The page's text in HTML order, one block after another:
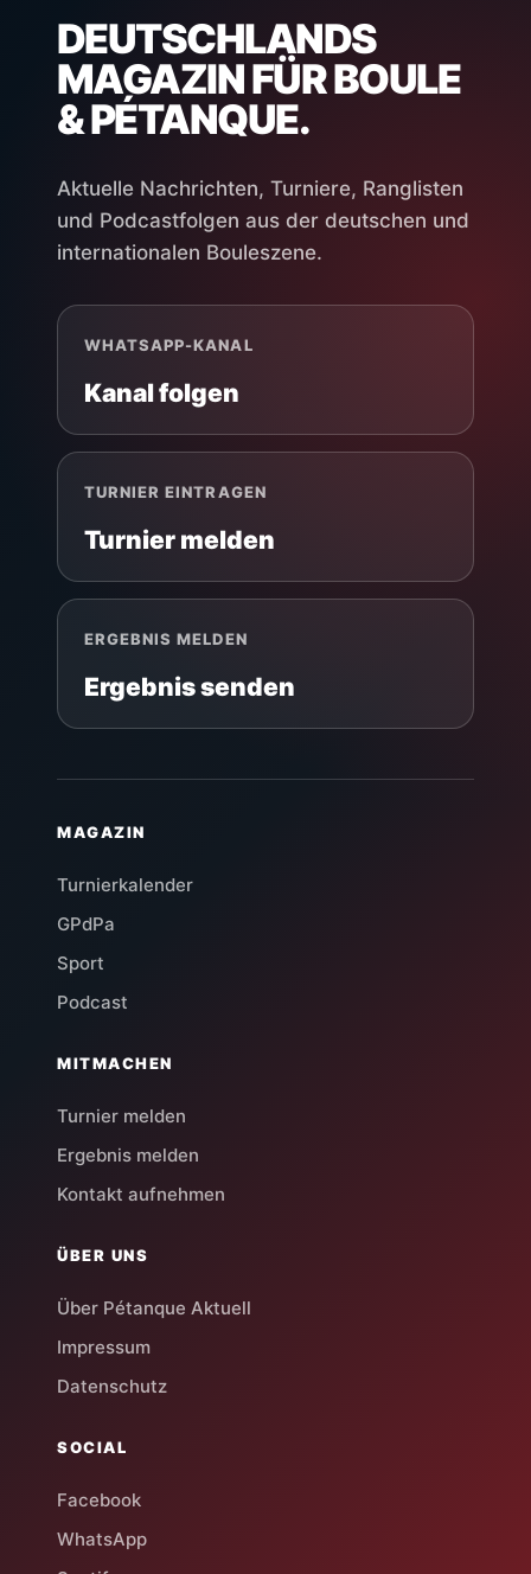
DEUTSCHLANDS
MAGAZIN FÜR BOULE
& PÉTANQUE.
Aktuelle Nachrichten, Turniere, Ranglisten
und Podcastfolgen aus der deutschen und
internationalen Bouleszene.
WHATSAPP-KANAL
Kanal folgen
TURNIER EINTRAGEN
Turnier melden
ERGEBNIS MELDEN
Ergebnis senden
MAGAZIN
Turnierkalender
GPdPa
Sport
Podcast
MITMACHEN
Turnier melden
Ergebnis melden
Kontakt aufnehmen
ÜBER UNS
Über Pétanque Aktuell
Impressum
Datenschutz
SOCIAL
Facebook
WhatsApp